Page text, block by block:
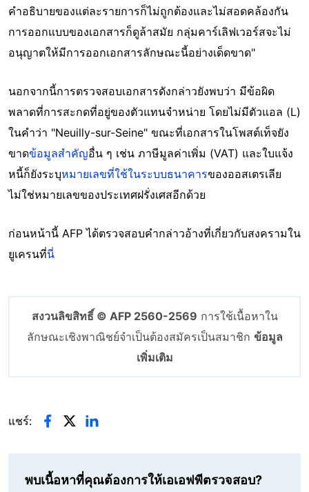
คำอธิบายของแต่ละรายการก็ไม่ถูกต้องและไม่สอดคล้องกัน
การออกแบบของเอกสารก็ดูล้าสมัย กลุ่มคาร์เลิฟเวอร์สจะไม่
อนุญาตให้มีการออกเอกสารลักษณะนี้อย่างเด็ดขาด"
นอกจากนี้การตรวจสอบเอกสารดังกล่าวยังพบว่า มีข้อผิด
พลาดที่การสะกดที่อยู่ของตัวแทนจำหน่าย โดยไม่มีตัวแอล (L)
ในคำว่า "Neuilly-sur-Seine" ขณะที่เอกสารในโพสต์เท็จยัง
ขาดข้อมูลสำคัญอื่น ๆ เช่น ภาษีมูลค่าเพิ่ม (VAT) และใบแจ้ง
หนี้ก็ยังระบุหมายเลขที่ใช้ในระบบธนาคารของออสเตรเลีย
ไม่ใช่หมายเลขของประเทศฝรั่งเศสอีกด้วย
ก่อนหน้านี้ AFP ได้ตรวจสอบคำกล่าวอ้างที่เกี่ยวกับสงครามใน
ยูเครนที่นี่
สงวนลิขสิทธิ์ © AFP 2560-2569 การใช้เนื้อหาใน
ลักษณะเชิงพาณิชย์จำเป็นต้องสมัครเป็นสมาชิก ข้อมูล
เพิ่มเติม
แชร์:
พบเนื้อหาที่คุณต้องการให้เอเอฟพีตรวจสอบ?